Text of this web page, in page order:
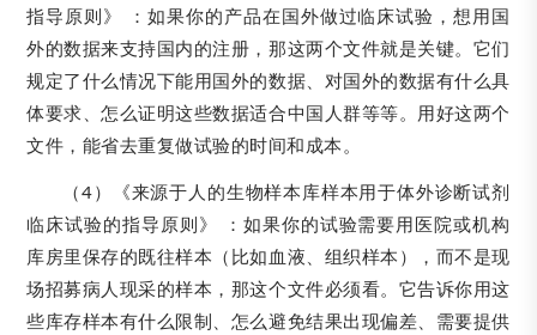
指导原则》 ：如果你的产品在国外做过临床试验，想用国
外的数据来支持国内的注册，那这两个文件就是关键。它们
规定了什么情况下能用国外的数据、对国外的数据有什么具
体要求、怎么证明这些数据适合中国人群等等。用好这两个
文件，能省去重复做试验的时间和成本。
（4）《来源于人的生物样本库样本用于体外诊断试剂
临床试验的指导原则》 ：如果你的试验需要用医院或机构
库房里保存的既往样本（比如血液、组织样本），而不是现
场招募病人现采的样本，那这个文件必须看。它告诉你用这
些库存样本有什么限制、怎么避免结果出现偏差、需要提供